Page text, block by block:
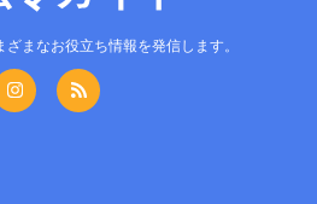
まなお役立ち情報を発信します。